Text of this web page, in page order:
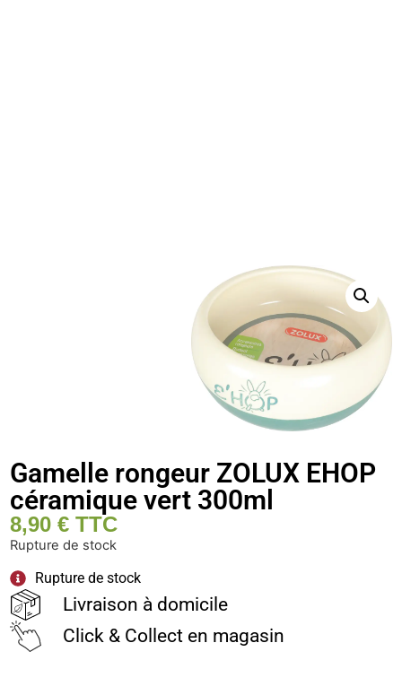
Gamelle rongeur ZOLUX EHOP
céramique vert 300ml
8,90€ TTC
Rupture de stock
Rupture de stock
Livraison à domicile
Click & Collect en magasin